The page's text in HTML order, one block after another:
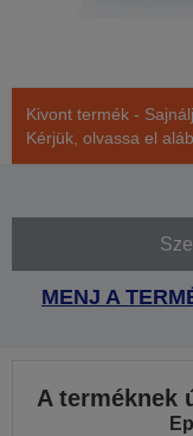
Kivont termék -
Kérjük, olvassa el
MENJ A
A terméknek